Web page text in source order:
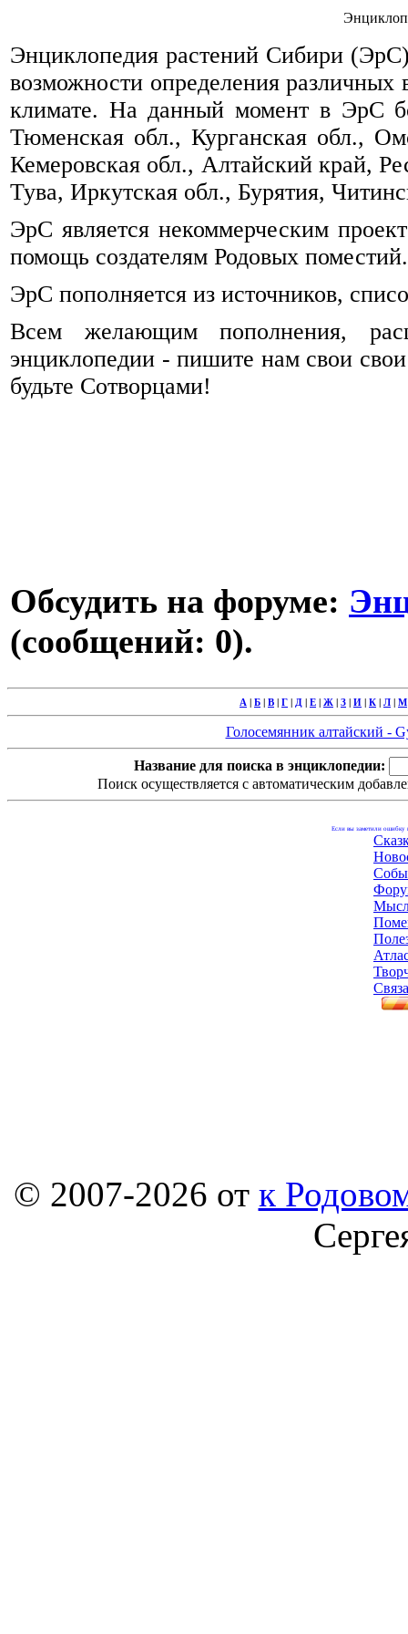
Энциклопедия растений Сибири (ЭрС)
возможности определения
климате. На данный момент в ЭрС
Тюменская обл., Курганская обл.,
Кемеровская обл., Алтайский край,
Тува, Иркутская обл., Бурятия,
ЭрС является некоммерческим
помощь создателям Родовых поместий.
ЭрС пополняется из источников,
Всем желающим пополнения,
энциклопедии - пишите нам свои
будьте Сотворцами!
Обсудить на форуме:
(сообщений: 0).
А | Б | В | Г | Д | Е | Ж | З | И | К | Л | М
Голосемянник алтайский -
Название для поиска в энциклопедии:
Поиск осуществляется с автоматическим
Если вы заметили ошибку
© 2007-2026 от к